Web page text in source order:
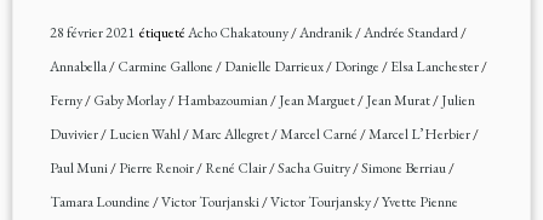
28 février 2021étiquetéAcho Chakatouny/Andranik/Andrée Standard/
Annabella/Carmine Gallone/Danielle Darrieux/Doringe/Elsa Lanchester/
Ferny/Gaby Morlay/Hambazoumian/Jean Marguet/Jean Murat/Julien
Duvivier/Lucien Wahl/Marc Allegret/Marcel Carné/Marcel L’Herbier/
Paul Muni/Pierre Renoir/René Clair/Sacha Guitry/Simone Berriau/
Tamara Loundine/Victor Tourjanski/Victor Tourjansky/Yvette Pienne